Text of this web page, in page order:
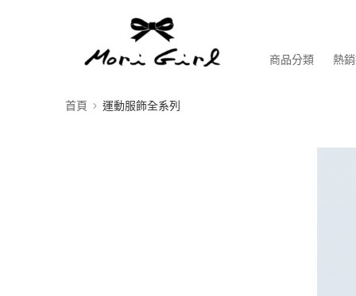
商品分類 熱
首頁 運動服飾全系列